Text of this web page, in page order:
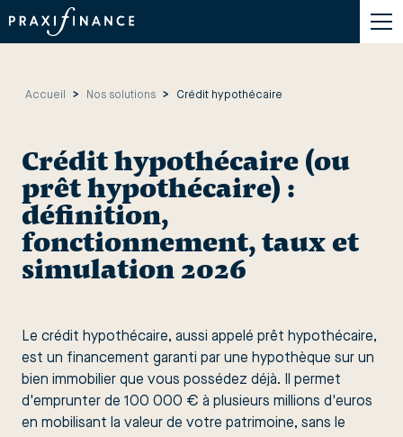
Accueil > Nos solutions > Crédit hypothécaire
Crédit hypothécaire (ou
prêt hypothécaire) :
définition,
fonctionnement, taux et
simulation 2026
Le crédit hypothécaire, aussi appelé prêt hypothécaire,
est un financement garanti par une hypothèque sur un
bien immobilier que vous possédez déjà. Il permet
d'emprunter de 100 000 € à plusieurs millions d'euros
en mobilisant la valeur de votre patrimoine, sans le